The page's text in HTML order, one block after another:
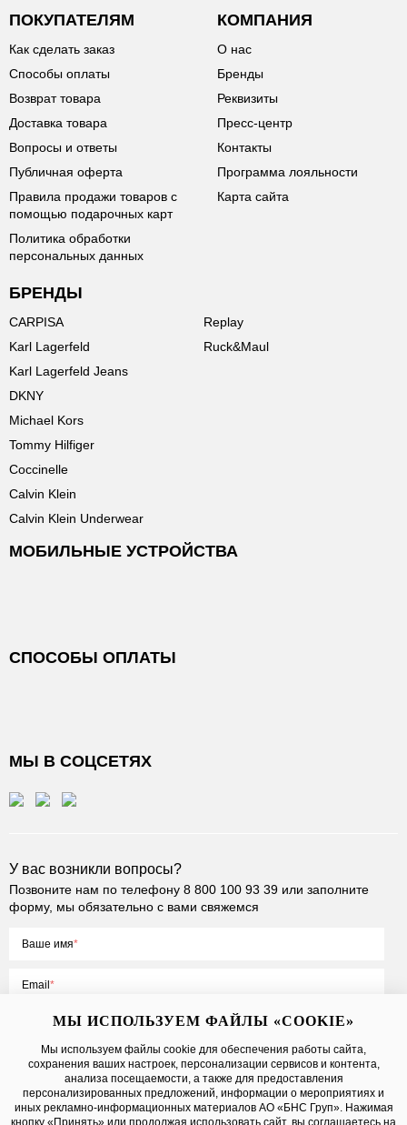
ПОКУПАТЕЛЯМ
Как сделать заказ
Способы оплаты
Возврат товара
Доставка товара
Вопросы и ответы
Публичная оферта
Правила продажи товаров с
помощью подарочных карт
Политика обработки
персональных данных
КОМПАНИЯ
О нас
Бренды
Реквизиты
Пресс-центр
Контакты
Программа лояльности
Карта сайта
БРЕНДЫ
CARPISA
Karl Lagerfeld
Karl Lagerfeld Jeans
DKNY
Michael Kors
Tommy Hilfiger
Coccinelle
Calvin Klein
Calvin Klein Underwear
Replay
Ruck&Maul
МОБИЛЬНЫЕ УСТРОЙСТВА
СПОСОБЫ ОПЛАТЫ
МЫ В СОЦСЕТЯХ
У вас возникли вопросы?
Позвоните нам по телефону 8 800 100 93 39 или заполните
форму, мы обязательно с вами свяжемся
Ваше имя
Email
Нажимая на кнопку «Отправить», вы принимаете условияПубличной
оферты, даетесогласие на обработку персональных данных
МЫ ИСПОЛЬЗУЕМ ФАЙЛЫ «COOKIE»
Мы используем файлы cookie для обеспечения работы сайта,
сохранения ваших настроек, персонализации сервисов и контента,
анализа посещаемости, а также для предоставления
персонализированных предложений, информации о мероприятиях и
иных рекламно-информационных материалов АО «БНС Груп». Нажимая
кнопку «Принять» или продолжая использовать сайт, вы соглашаетесь на